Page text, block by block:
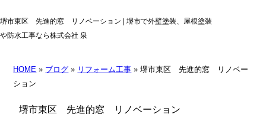
堺市東区 先進的窓 リノベーション | 堺市で外壁塗装、屋根塗装
や防水工事なら株式会社 泉
HOME » ブログ » リフォーム工事 » 堺市東区 先進的窓 リノベー
ション
堺市東区 先進的窓 リノベーション